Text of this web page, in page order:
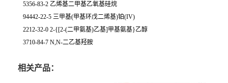
5356-83-2 乙烯基二甲基乙氧基硅烷
94442-22-5 三甲基(甲基环戊二烯基)铂(IV)
2212-32-0 2-{[2-(二甲氨基)乙基]甲基氨基}乙醇
3710-84-7 N,N-二乙基羟胺
相关产品：